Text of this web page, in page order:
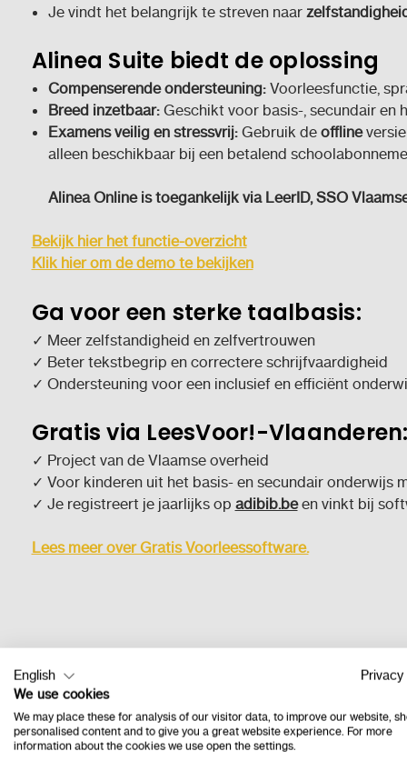
Je vindt het belangrijk te streven naar
Alinea Suite biedt de oplossing
Compenserende ondersteuning:Voorleesfunctie,
Breed inzetbaar:Geschikt voor basis-, secundair en
Examens veilig en stressvrij:Gebruik de offline
alleen beschikbaar bij een betalend
Alinea Online is toegankelijk via LeerID, SSO
Bekijk hier het functie-overzicht
Klik hier om de demo te bekijken
Ga voor een sterke taalbasis:
✓ Meer zelfstandigheid en zelfvertrouwen
✓ Beter tekstbegrip en correctere schrijfvaardigheid
✓ Ondersteuning voor een inclusief en efficiënt
Gratis via LeesVoor!-Vlaanderen:
✓ Project van de Vlaamse overheid
✓ Voor kinderen uit het basis- en secundair onderwijs
✓ Je registreert je jaarlijks op adibib.been vinkt bij
Lees meer over Gratis Voorleessoftware.
Getuigenissen over
English
We use cookies
We may place these for analysis of our visitor data, to improve our website,
personalised content and to give you a great website experience. For more
information about the cookies we use open the settings.